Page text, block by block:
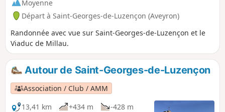
Moyenne
Départ à Saint-Georges-de-Luzençon (Aveyron)
Randonnée avec vue sur Saint-Georges-de-Luzençon et le
Viaduc de Millau.
Autour de Saint-Georges-de-Luzençon
Association / Club / AMM
13,41 km
+434 m
-428 m